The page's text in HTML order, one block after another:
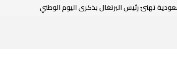
تهنئ رئيس البرتغال بذكرى اليوم الوطني